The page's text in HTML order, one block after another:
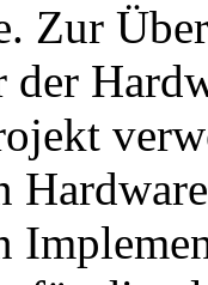
Zur